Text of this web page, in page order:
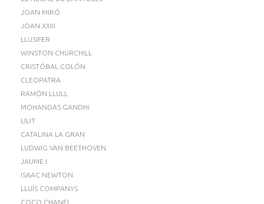
JOAN MIRÓ
JOAN XXIII
LLUSIFER
WINSTON CHURCHILL
CRISTÓBAL COLÓN
CLEOPATRA
RAMÓN LLULL
MOHANDAS GANDHI
LILIT
CATALINA LA GRAN
LUDWIG VAN BEETHOVEN
JAUME I
ISAAC NEWTON
LLUÍS COMPANYS
COCO CHANEL